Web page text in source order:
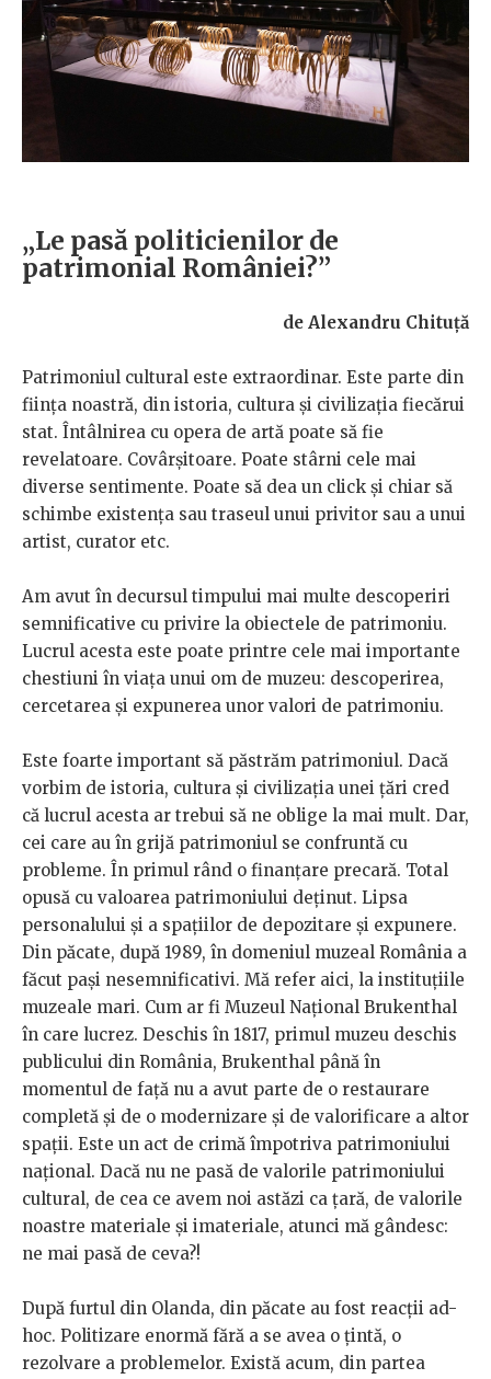
„Le pasă politicienilor de
patrimonial României?”
de Alexandru Chituță
Patrimoniul cultural este extraordinar. Este parte din
ființa noastră, din istoria, cultura și civilizația fiecărui
stat. Întâlnirea cu opera de artă poate să fie
revelatoare. Covârșitoare. Poate stârni cele mai
diverse sentimente. Poate să dea un click și chiar să
schimbe existența sau traseul unui privitor sau a unui
artist, curator etc.
Am avut în decursul timpului mai multe descoperiri
semnificative cu privire la obiectele de patrimoniu.
Lucrul acesta este poate printre cele mai importante
chestiuni în viața unui om de muzeu: descoperirea,
cercetarea și expunerea unor valori de patrimoniu.
Este foarte important să păstrăm patrimoniul. Dacă
vorbim de istoria, cultura și civilizația unei țări cred
că lucrul acesta ar trebui să ne oblige la mai mult. Dar,
cei care au în grijă patrimoniul se confruntă cu
probleme. În primul rând o finanțare precară. Total
opusă cu valoarea patrimoniului deținut. Lipsa
personalului și a spațiilor de depozitare și expunere.
Din păcate, după 1989, în domeniul muzeal România a
făcut pași nesemnificativi. Mă refer aici, la instituțiile
muzeale mari. Cum ar fi Muzeul Național Brukenthal
în care lucrez. Deschis în 1817, primul muzeu deschis
publicului din România, Brukenthal până în
momentul de față nu a avut parte de o restaurare
completă și de o modernizare și de valorificare a altor
spații. Este un act de crimă împotriva patrimoniului
național. Dacă nu ne pasă de valorile patrimoniului
cultural, de cea ce avem noi astăzi ca țară, de valorile
noastre materiale și imateriale, atunci mă gândesc:
ne mai pasă de ceva?!
După furtul din Olanda, din păcate au fost reacții ad-
hoc. Politizare enormă fără a se avea o țintă, o
rezolvare a problemelor. Există acum, din partea